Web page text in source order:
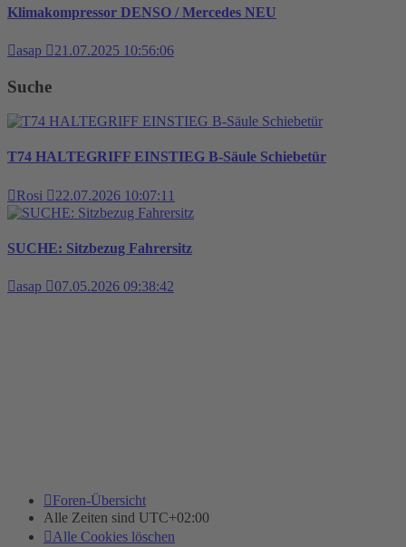
Klimakompressor DENSO / Mercedes NEU
asap 21.07.2025 10:56:06
Suche
T74 HALTEGRIFF EINSTIEG B-Säule Schiebetür
Rosi 22.07.2026 10:07:11
SUCHE: Sitzbezug Fahrersitz
asap 07.05.2026 09:38:42
Foren-Übersicht
Alle Zeiten sind UTC+02:00
Alle Cookies löschen